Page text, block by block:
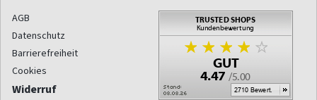
AGB
Datenschutz
Barrierefreiheit
Cookies
Widerruf